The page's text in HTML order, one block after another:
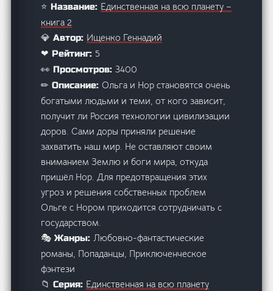
⭐ Название: Единственная на всю планету –
книга 2
💎 Автор: Ищенко Геннадий
❤ Рейтинг: 5
👀 Просмотров:3400
✏ Описание:Ольга и Нор становятся очень
богатыми людьми и теми, от кого зависит,
получит ли Россия технологии цивилизации
доров. Сами доры приняли решение
захватить наш мир. Не оставляют своим
вниманием Землю и боги мира, откуда
пришёл Нор. Для предотвращения этих
угроз и решения собственных проблем
Ольге с Нором приходится сотрудничать с
государством.
🎭 Жанры:Любовно-фантастические
романы, Попаданцы, Приключенческое
фэнтези
📁 Серия: Единственная на всю планету